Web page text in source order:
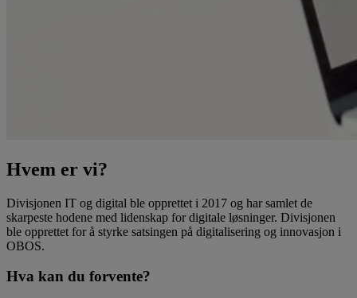
Hvem er vi?
Divisjonen IT og digital ble opprettet i 2017 og har samlet de
skarpeste hodene med lidenskap for digitale løsninger. Divisjonen
ble opprettet for å styrke satsingen på digitalisering og innovasjon i
OBOS.
Hva kan du forvente?